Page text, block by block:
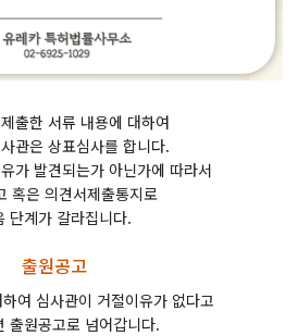
출한 서류 내용에 대하여
관은 상표심사를 합니다.
가 발견되는가 아닌가에 따라서
혹은 의견서제출통지로
단계가 갈라집니다.
출원공고
여 심사관이 거절이유가 없다고
출원공고로 넘어갑니다.